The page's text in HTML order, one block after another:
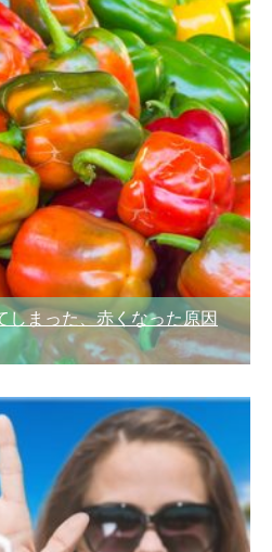
しまった、赤くなった原因